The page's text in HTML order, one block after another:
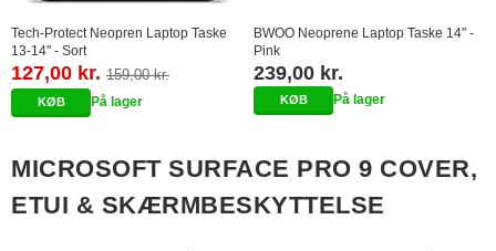
Tech-Protect Neopren Laptop Taske
13-14" - Sort
127,00 kr. 159,00 kr.
På lager
BWOO Neoprene Laptop Taske 14" -
Pink
239,00 kr.
På lager
MICROSOFT SURFACE PRO 9 COVER,
ETUI & SKÆRMBESKYTTELSE